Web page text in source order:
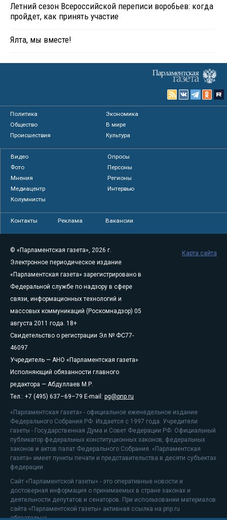
Летний сезон Всероссийской переписи воробьев: когда
пройдет, как принять участие
Ялта, мы вместе!
Политика
Экономика
Общество
В мире
Происшествия
Культура
Видео
Опросы
Фото
Персоны
Мнения
Регионы
Медиацентр
Интервью
Колумнисты
Контакты Реклама Вакансии
© «Парламентская газета», 2026 г.
Электронное периодическое издание
«Парламентская газета» зарегистрировано в
Федеральной службе по надзору в сфере
связи, информационных технологий и
массовых коммуникаций (Роскомнадзор) 05
августа 2011 года. 18+
Свидетельство о регистрации Эл № ФС77-
46097
Учредитель — АНО «Парламентская газета»
Исполняющий обязанности главного
редактора — Абдуллаев М.Р.
Тел.: +7 (495) 637–69–79 E-mail: pg@pnp.ru
«Парламентская газета» - официальное еженедельное издание
Федерального Собрания РФ. Издается с 1997 года. Учредители
газеты - Государственная Дума и Совет Федерации РФ. Официальный
публикатор федеральных конституционных законов, федеральных
законов и актов палат Федерального Собрания. «Парламентская
газета» имеет пункты печати и представительства в десяти субъектах
федерации.
Сайт «Парламентской газеты» - это оперативные новости и
достоверная информация о принимаемых в стране законах и
деятельности депутатов и сенаторов. При использовании материалов
сайта «Парламентской газеты» активная ссылка на pnp.ru
обязательна.
Карта сайта